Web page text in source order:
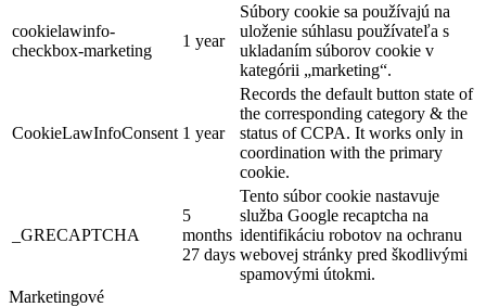
cookielawinfo-
checkbox-marketing
1 year
Súbory cookie sa používajú na
uloženie súhlasu používateľa s
ukladaním súborov cookie v
kategórii „marketing“.
CookieLawInfoConsent 1 year
Records the default button state of
the corresponding category & the
status of CCPA. It works only in
coordination with the primary
cookie.
_GRECAPTCHA
5
months
27 days
Tento súbor cookie nastavuje
služba Google recaptcha na
identifikáciu robotov na ochranu
webovej stránky pred škodlivými
spamovými útokmi.
Marketingové